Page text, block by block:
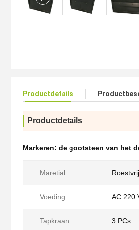
Productdetails
Productdetails
Markeren: de gootsteen van het
Maretial:
Voeding: AC 220
Tapkraan: 3 PCs